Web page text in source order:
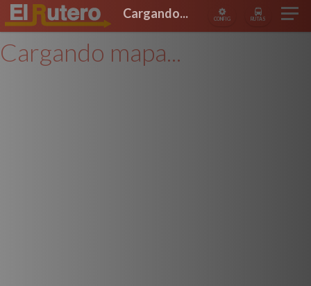
CONFIG RUTAS
Cargando...
Cargando mapa...